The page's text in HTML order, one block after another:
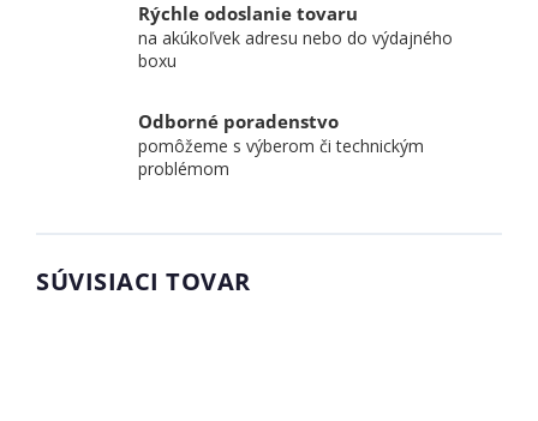
Rýchle odoslanie tovaru
na akúkoľvek adresu nebo do výdajného
boxu
Odborné poradenstvo
pomôžeme s výberom či technickým
problémom
SÚVISIACI TOVAR